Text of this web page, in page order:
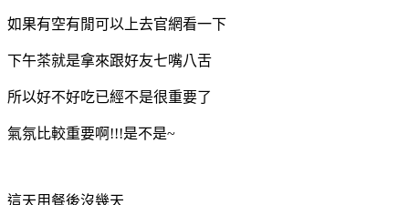
如果有空有閒可以上去官網看一下
下午茶就是拿來跟好友七嘴八舌
所以好不好吃已經不是很重要了
氣氛比較重要啊!!!是不是~
這天用餐後沒幾天